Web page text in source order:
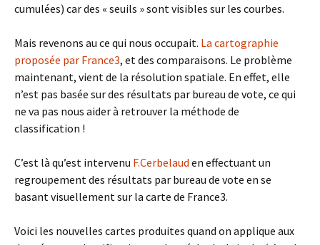
cumulées) car des « seuils » sont visibles sur les courbes.
Mais revenons au ce qui nous occupait. La cartographie
proposée par France3, et des comparaisons. Le problème
maintenant, vient de la résolution spatiale. En effet, elle
n’est pas basée sur des résultats par bureau de vote, ce qui
ne va pas nous aider à retrouver la méthode de
classification !
C’est là qu’est intervenu F.Cerbelaud en effectuant un
regroupement des résultats par bureau de vote en se
basant visuellement sur la carte de France3.
Voici les nouvelles cartes produites quand on applique aux